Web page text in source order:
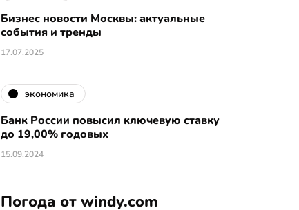
Бизнес новости Москвы: актуальные
события и тренды
17.07.2025
экономика
Банк России повысил ключевую ставку
до 19,00% годовых
15.09.2024
Погода от windy.com